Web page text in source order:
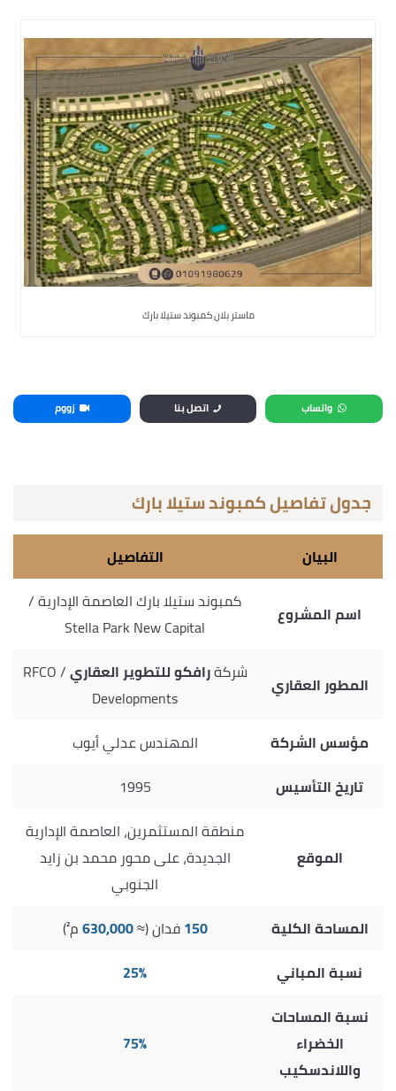
ماستر بلان كمبوند ستيلا بارك
واتساب اتصل بنا زووم
جدول تفاصيل كمبوند ستيلا بارك
البيان التفاصيل
اسم المشروع
كمبوند ستيلا بارك العاصمة الإدارية /
Stella Park New Capital
المطور العقاري شركةرافكو للتطوير العقاري / RFCO
Developments
مؤسس الشركة
المهندس عدلي أيوب
تاريخ التأسيس
1995
الموقع
منطقة المستثمرين، العاصمة الإدارية
الجديدة، على محور محمد بن زايد
الجنوبي
المساحة الكلية
150فدان (≈630,000م²)
نسبة المباني
25%
نسبة المساحات
الخضراء
واللاندسكيب
75%